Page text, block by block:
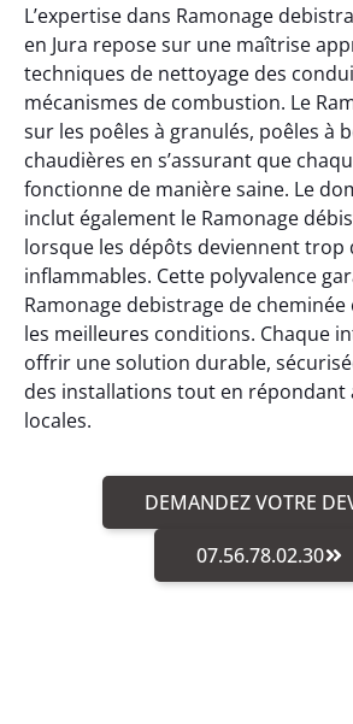
L’expertise dans Ramonage
en Jura repose sur une maîtrise
techniques de nettoyage des
mécanismes de combustion. Le
sur les poêles à granulés, poêles à
chaudières en s’assurant que
fonctionne de manière saine. Le
inclut également le Ramonage
lorsque les dépôts deviennent trop
inflammables. Cette polyvalence
Ramonage debistrage de
les meilleures conditions. Chaque
offrir une solution durable,
des installations tout en répondant
locales.
DEMANDEZ VOTRE
07.56.78.02.30